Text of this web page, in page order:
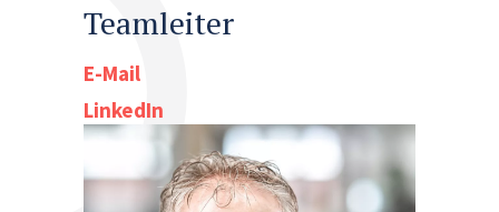
Teamleiter
E-Mail
LinkedIn